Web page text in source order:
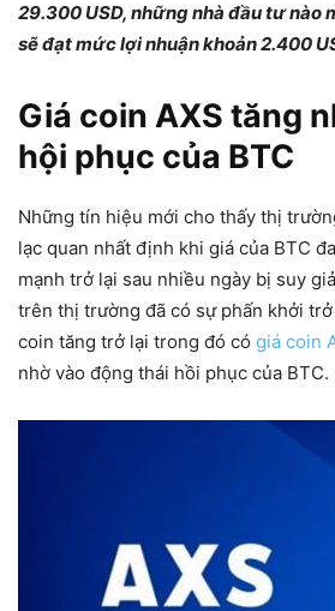
29.300 USD, những nhà đầu tư nào
sẽ đạt mức lợi nhuận khoản 2.400
Giá coin AXS tăng
hội phục của BTC
Những tín hiệu mới cho thấy thị
lạc quan nhất định khi giá của BTC
mạnh trở lại sau nhiều ngày bị suy
trên thị trường đã có sự phấn khởi
coin tăng trở lại trong đó có giá coin
nhờ vào động thái hồi phục của BTC.